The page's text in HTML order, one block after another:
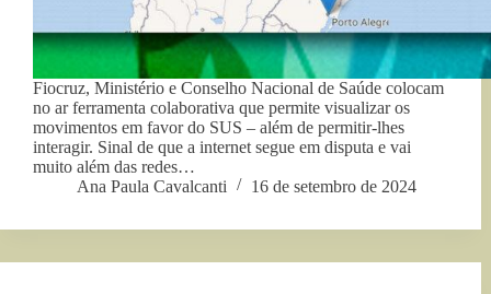
Fiocruz, Ministério e Conselho Nacional de Saúde colocam
no ar ferramenta colaborativa que permite visualizar os
movimentos em favor do SUS – além de permitir-lhes
interagir. Sinal de que a internet segue em disputa e vai
muito além das redes…
Ana Paula Cavalcanti
16 de setembro de 2024